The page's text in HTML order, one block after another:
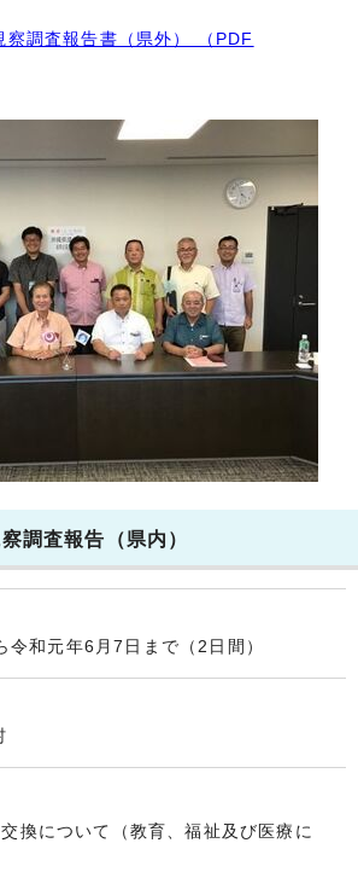
察調査報告書（県外） （PDF
調査報告（県内）
令和元年6月7日まで（2日間）
換について（教育、福祉及び医療に